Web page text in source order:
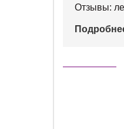
Отзывы: